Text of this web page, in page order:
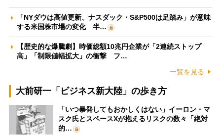
「NYダウは高値更新、ナスダック・S&P500は足踏み」が意味
する米国株市場の変化 半…
【歴史的な爆騰劇】時価総額10兆円企業が「2連続ストップ
高」「制限値幅拡大」の衝撃 フ…
一覧を見る
大前研一「ビジネス新大陸」の歩き方
「いつ暴発してもおかしくはない」イーロン・マ
スク氏とスペースXが抱えるリスクの数々「絶対
的…